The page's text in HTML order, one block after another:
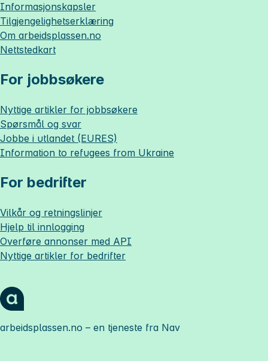
Informasjonskapsler
Tilgjengelighetserklæring
Om arbeidsplassen.no
Nettstedkart
For jobbsøkere
Nyttige artikler for jobbsøkere
Spørsmål og svar
Jobbe i utlandet (EURES)
Information to refugees from Ukraine
For bedrifter
Vilkår og retningslinjer
Hjelp til innlogging
Overføre annonser med API
Nyttige artikler for bedrifter
arbeidsplassen.no – en tjeneste fra Nav